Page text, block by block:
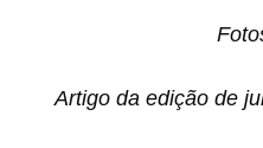
Artigo da edição de